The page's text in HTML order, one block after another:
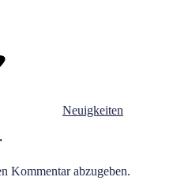
Neuigkeiten
Kommentar abzugeben.